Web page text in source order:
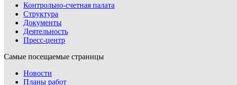
Контрольно-счетная палата
Структура
Документы
Деятельность
Пресс-центр
Самые посещаемые страницы
Новости
Планы работ